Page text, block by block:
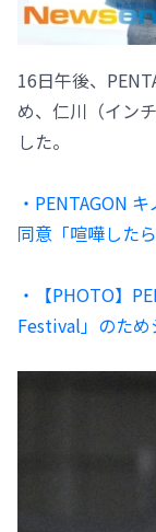
16日午後、
め、仁川（イン
した。
・PENTAGON
同意「喧嘩した
・【PHOTO】
Festival」のた